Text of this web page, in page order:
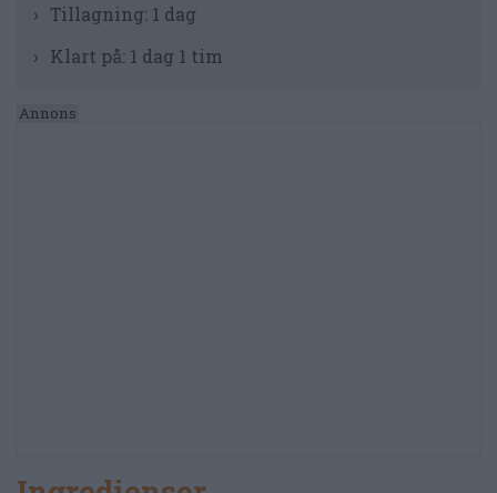
Tillagning: 1 dag
Klart på: 1 dag 1 tim